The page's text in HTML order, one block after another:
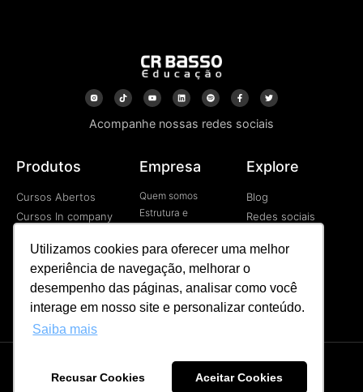
Utilizamos cookies para oferecer uma melhor
experiência de navegação, melhorar o
desempenho das páginas, analisar como você
interage em nosso site e personalizar conteúdo.
Saiba mais
Recusar Cookies Aceitar Cookies
Acompanhe nossas redes sociais
Produtos
Cursos Abertos
Cursos In company
Programa de
Desenvolvimetno de
Líderes
Palestras
Empresa
Quem somos
Estrutura e
Tecnologia
Contato
Explore
Blog
Redes sociais